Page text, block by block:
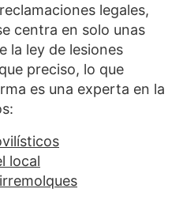
legales,
centra en solo unas
la ley de lesiones
preciso, lo que
es una experta en la
local